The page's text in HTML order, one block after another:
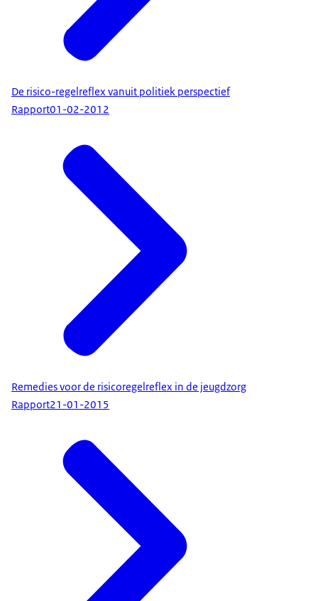
De risico-regelreflex vanuit politiek perspectief
Rapport01-02-2012
Remedies voor de risicoregelreflex in de jeugdzorg
Rapport21-01-2015